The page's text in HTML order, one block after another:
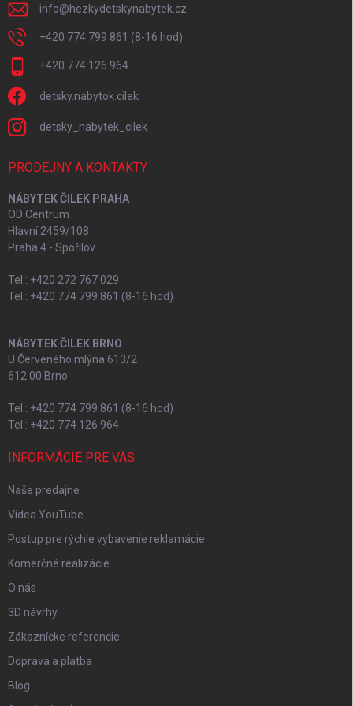
info@hezkydetskynabytek.cz
+420 774 799 861 (8-16 hod)
+420 774 126 964
detsky.nabytok.cilek
detsky_nabytek_cilek
PRODEJNY A KONTAKTY
NÁBYTEK ČILEK PRAHA
OD Centrum
Hlavní 2459/108
Praha 4 - Spořilov
Tel.: +420 272 767 029
Tel.: +420 774 799 861 (8-16 hod)
NÁBYTEK ČILEK BRNO
U Červeného mlýna 613/2
612 00 Brno
Tel.: +420 774 799 861 (8-16 hod)
Tel.: +420 774 126 964
INFORMÁCIE PRE VÁS
Naše predajne
Videa YouTube
Postup pre rýchle vybavenie reklamácie
Komerčné realizácie
O nás
3D návrhy
Zákaznícke referencie
Doprava a platba
Blog